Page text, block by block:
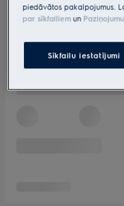
piedāvātos pakalpojumus.
par sīkfailiem un
Sīkfailu iestatījumi